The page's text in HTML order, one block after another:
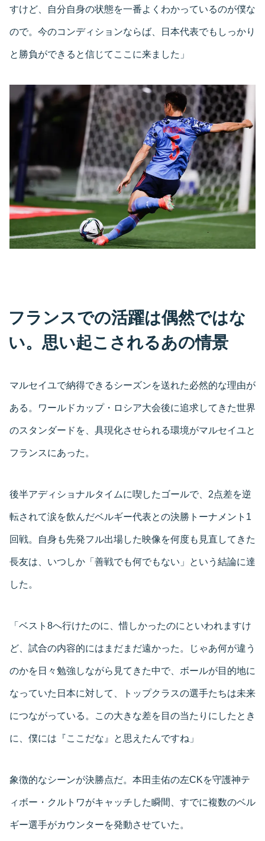
すけど、自分自身の状態を一番よくわかっているのが僕な
ので。今のコンディションならば、日本代表でもしっかり
と勝負ができると信じてここに来ました」
フランスでの活躍は偶然ではな
い。思い起こされるあの情景
マルセイユで納得できるシーズンを送れた必然的な理由が
ある。ワールドカップ・ロシア大会後に追求してきた世界
のスタンダードを、具現化させられる環境がマルセイユと
フランスにあった。
後半アディショナルタイムに喫したゴールで、2点差を逆
転されて涙を飲んだベルギー代表との決勝トーナメント1
回戦。自身も先発フル出場した映像を何度も見直してきた
長友は、いつしか「善戦でも何でもない」という結論に達
した。
「ベスト8へ行けたのに、惜しかったのにといわれますけ
ど、試合の内容的にはまだまだ遠かった。じゃあ何が違う
のかを日々勉強しながら見てきた中で、ボールが目的地に
なっていた日本に対して、トップクラスの選手たちは未来
につながっている。この大きな差を目の当たりにしたとき
に、僕には『ここだな』と思えたんですね」
象徴的なシーンが決勝点だ。本田圭佑の左CKを守護神テ
ィボー・クルトワがキャッチした瞬間、すでに複数のベル
ギー選手がカウンターを発動させていた。